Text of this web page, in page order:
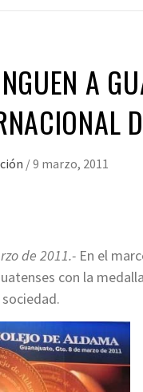
A
/9 marzo, 2011
de 2011.- En el
con la